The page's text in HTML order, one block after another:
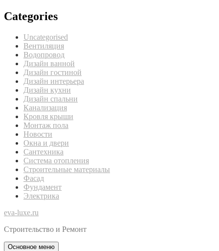
Categories
Uncategorised
Вентиляция
Водопровод
Дизайн ванной
Дизайн гостиной
Дизайн интерьера
Дизайн кухни
Дизайн спальни
Канализация
Кровля крыши
Монтаж пола
Новости
Окна и двери
Сантехника
Система отопления
Строительные материалы
Фасад
Фундамент
Электрика
eva-luxe.ru
Строительство и Ремонт
Основное меню